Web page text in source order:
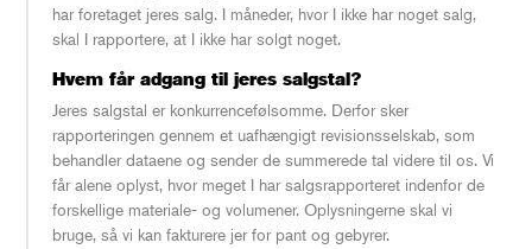
har foretaget jeres salg. I måneder, hvor I ikke har noget salg,
skal I rapportere, at I ikke har solgt noget.
Hvem får adgang til jeres salgstal?
Jeres salgstal er konkurrencefølsomme. Derfor sker
rapporteringen gennem et uafhængigt revisionsselskab, som
behandler dataene og sender de summerede tal videre til os. Vi
får alene oplyst, hvor meget I har salgsrapporteret indenfor de
forskellige materiale- og volumener. Oplysningerne skal vi
bruge, så vi kan fakturere jer for pant og gebyrer.